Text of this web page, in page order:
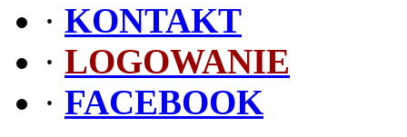
· KONTAKT
· LOGOWANIE
· FACEBOOK